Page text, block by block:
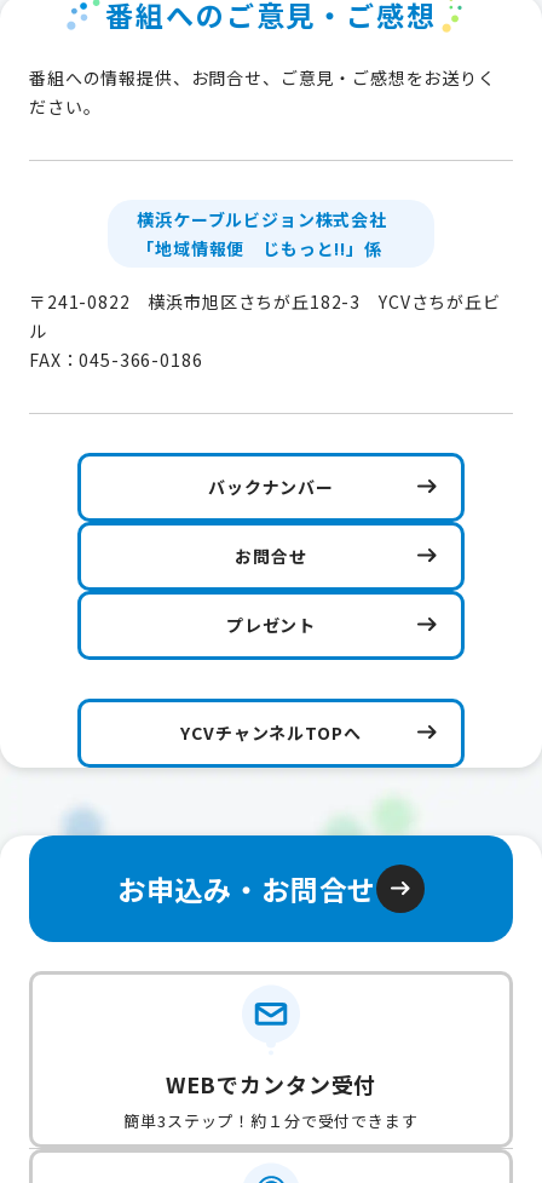
番組へのご意見・ご感想
番組への情報提供、お問合せ、ご意見・ご感想をお送りく
ださい。
横浜ケーブルビジョン株式会社
「地域情報便 じもっと!!」係
〒241-0822 横浜市旭区さちが丘182-3 YCVさちが丘ビ
ル
FAX：045-366-0186
バックナンバー
お問合せ
プレゼント
YCVチャンネルTOPへ
お申込み・お問合せ
WEBでカンタン受付
簡単3ステップ！約１分で受付できます